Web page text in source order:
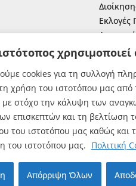
χρησιμοποιεί
cookies για τη συλλογή
χρήση του ιστοτόπου μας από
με στόχο την κάλυψη των
επισκεπτών και τη βελτίωση
του ιστοτόπου μας καθώς και
του ιστοτόπου μας. Πολιτική
Απόρριψη Όλων
Εκλογές
μελών
Ε.Τ.Ε.Π.
όργανα
Εκλογές
©